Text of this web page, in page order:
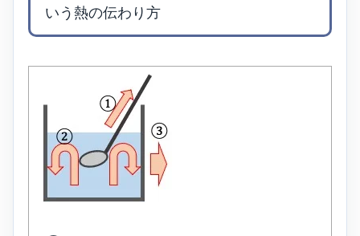
いう熱の伝わり方